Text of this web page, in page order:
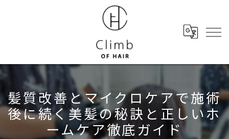
髪質改善とマイクロケアで施術
後に続く美髪の秘訣と正しいホ
ームケア徹底ガイド